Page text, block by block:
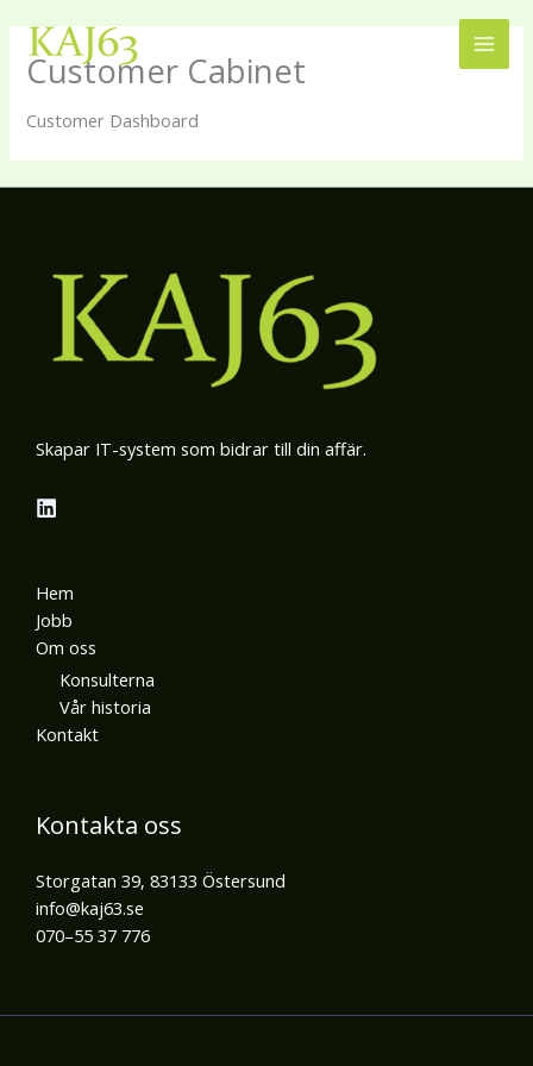
contentCustomer Cabinet
Customer Dashboard
Skapar IT-system som bidrar till din affär.
Hem
Jobb
Om oss
Konsulterna
Vår historia
Kontakt
Kontakta oss
Storgatan 39, 83133 Östersund
info@kaj63.se
070–55 37 776